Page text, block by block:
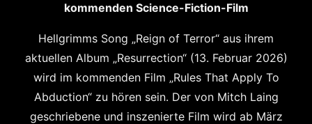
kommenden Science-Fiction-Film
Hellgrimms Song „Reign of Terror“ aus ihrem
aktuellen Album „Resurrection“ (13. Februar 2026)
wird im kommenden Film „Rules That Apply To
Abduction“ zu hören sein. Der von Mitch Laing
geschriebene und inszenierte Film wird ab März